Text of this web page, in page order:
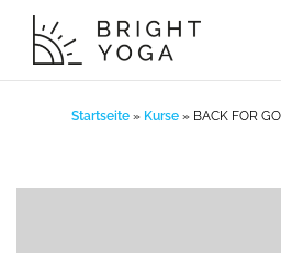
Inhalt
springen
Startseite» Kurse» BACK FOR